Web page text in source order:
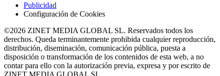
Publicidad
Configuración de Cookies
©2026 ZINET MEDIA GLOBAL SL. Reservados todos los
derechos. Queda terminantemente prohibida cualquier reproducción,
distribución, diseminación, comunicación pública, puesta a
disposición o transformación de los contenidos de esta web, a no
contar para ello con la autorización previa, expresa y por escrito de
ZINET MEDIA GLOBAL SL.